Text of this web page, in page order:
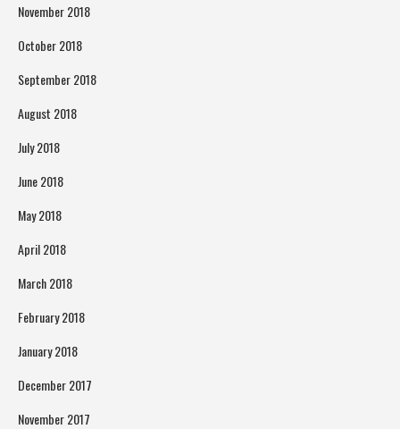
November 2018
October 2018
September 2018
August 2018
July 2018
June 2018
May 2018
April 2018
March 2018
February 2018
January 2018
December 2017
November 2017